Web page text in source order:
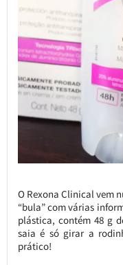
O Rexona Clinical vem
“bula” com várias
plástica, contém 48 g
saia é só girar a
prático!